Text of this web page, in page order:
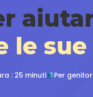
le
: 25 minuti Per